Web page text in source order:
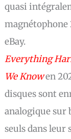
quasi
magnétophone
eBay.
Everything
We Knowen
disques sont
analogique sur
seuls dans leur